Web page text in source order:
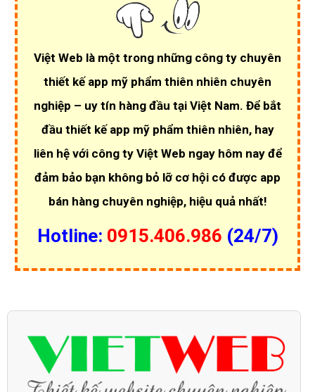
Việt Web là một trong những công ty chuyên
thiết kế app mỹ phẩm thiên nhiên chuyên
nghiệp – uy tín hàng đầu tại Việt Nam. Để bắt
đầu thiết kế app mỹ phẩm thiên nhiên, hay
liên hệ với công ty Việt Web ngay hôm nay để
đảm bảo bạn không bỏ lỡ cơ hội có được app
bán hàng chuyên nghiệp, hiệu quả nhất!
Hotline: 0915.406.986 (24/7)